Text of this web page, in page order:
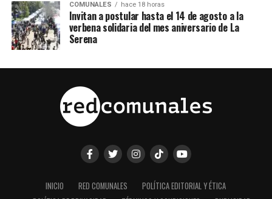
COMUNALES hace 18 horas
Invitan a postular hasta el 14 de agosto a la
verbena solidaria del mes aniversario de La
Serena
INICIO RED COMUNALES
POLÍTICA EDITORIAL Y ÉTICA